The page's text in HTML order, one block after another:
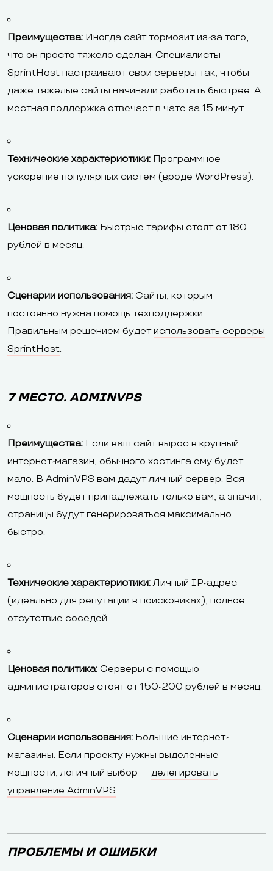
Преимущества: Иногда сайт тормозит из-за того,
что он просто тяжело сделан. Специалисты
SprintHost настраивают свои серверы так, чтобы
даже тяжелые сайты начинали работать быстрее. А
местная поддержка отвечает в чате за 15 минут.
Технические характеристики: Программное
ускорение популярных систем (вроде WordPress).
Ценовая политика: Быстрые тарифы стоят от 180
рублей в месяц.
Сценарии использования: Сайты, которым
постоянно нужна помощь техподдержки.
Правильным решением будетиспользовать серверы
SprintHost.
7 МЕСТО. ADMINVPS
Преимущества: Если ваш сайт вырос в крупный
интернет-магазин, обычного хостинга ему будет
мало. В AdminVPS вам дадут личный сервер. Вся
мощность будет принадлежать только вам, а значит,
страницы будут генерироваться максимально
быстро.
Технические характеристики:Личный IP-адрес
(идеально для репутации в поисковиках), полное
отсутствие соседей.
Ценовая политика: Серверы с помощью
администраторов стоят от 150-200 рублей в месяц.
Сценарии использования: Большие интернет-
магазины. Если проекту нужны выделенные
мощности, логичный выбор — делегировать
управление AdminVPS.
ПРОБЛЕМЫ И ОШИБКИ